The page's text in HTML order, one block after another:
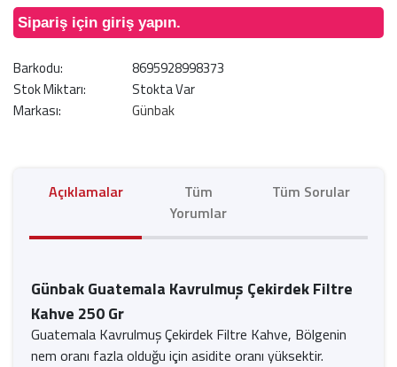
Sipariş için giriş yapın.
Barkodu:
8695928998373
Stok Miktarı:
Stokta Var
Markası:
Günbak
Açıklamalar
Tüm
Yorumlar
Tüm Sorular
Günbak Guatemala Kavrulmuş Çekirdek Filtre
Kahve 250 Gr
Guatemala Kavrulmuş Çekirdek Filtre Kahve, Bölgenin
nem oranı fazla olduğu için asidite oranı yüksektir.